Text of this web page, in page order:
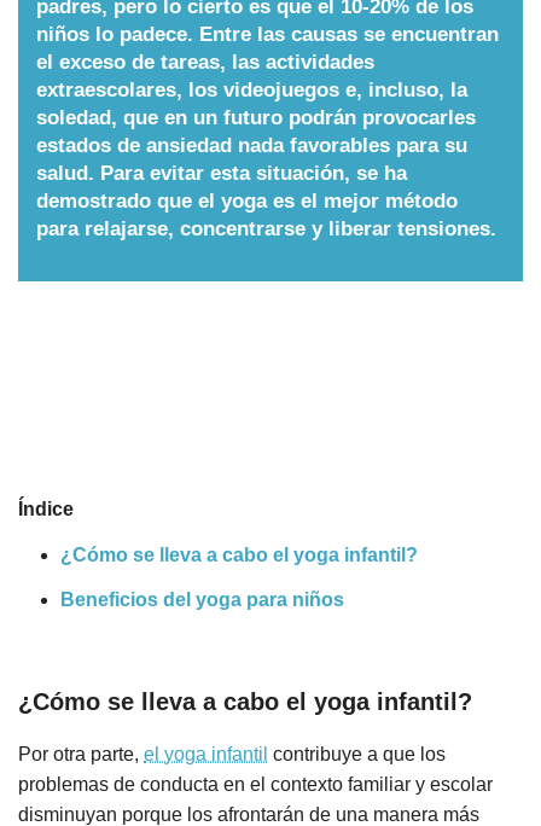
Nombres
Cuentos
padres, pero lo cierto es que el 10-20% de los
niños lo padece. Entre las causas se encuentran
el exceso de tareas, las actividades
extraescolares, los videojuegos e, incluso, la
soledad, que en un futuro podrán provocarles
estados de ansiedad nada favorables para su
salud. Para evitar esta situación, se ha
demostrado que el yoga es el mejor método
para relajarse, concentrarse y liberar tensiones.
Índice
¿Cómo se lleva a cabo el yoga infantil?
Beneficios del yoga para niños
¿Cómo se lleva a cabo el yoga infantil?
Por otra parte, el yoga infantil contribuye a que los
problemas de conducta en el contexto familiar y escolar
disminuyan porque los afrontarán de una manera más